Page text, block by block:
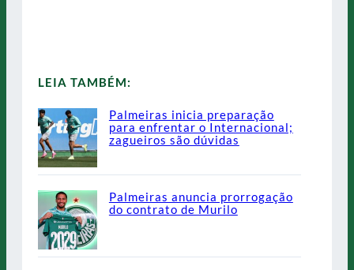
LEIA TAMBÉM:
Palmeiras inicia preparação
para enfrentar o Internacional;
zagueiros são dúvidas
Palmeiras anuncia prorrogação
do contrato de Murilo